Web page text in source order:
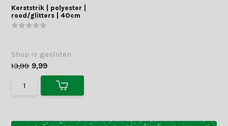
Kerststrik | polyester |
rood/glitters | 40cm
Shop is gesloten
13,99 9,99